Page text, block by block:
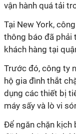
vận hành quá tải
Tại New York,
thông báo đã phải
khách hàng tại
Trước đó, công ty
hộ gia đình thắt
dụng các thiết bị
máy sấy và lò vi
Để ngăn chặn kịch